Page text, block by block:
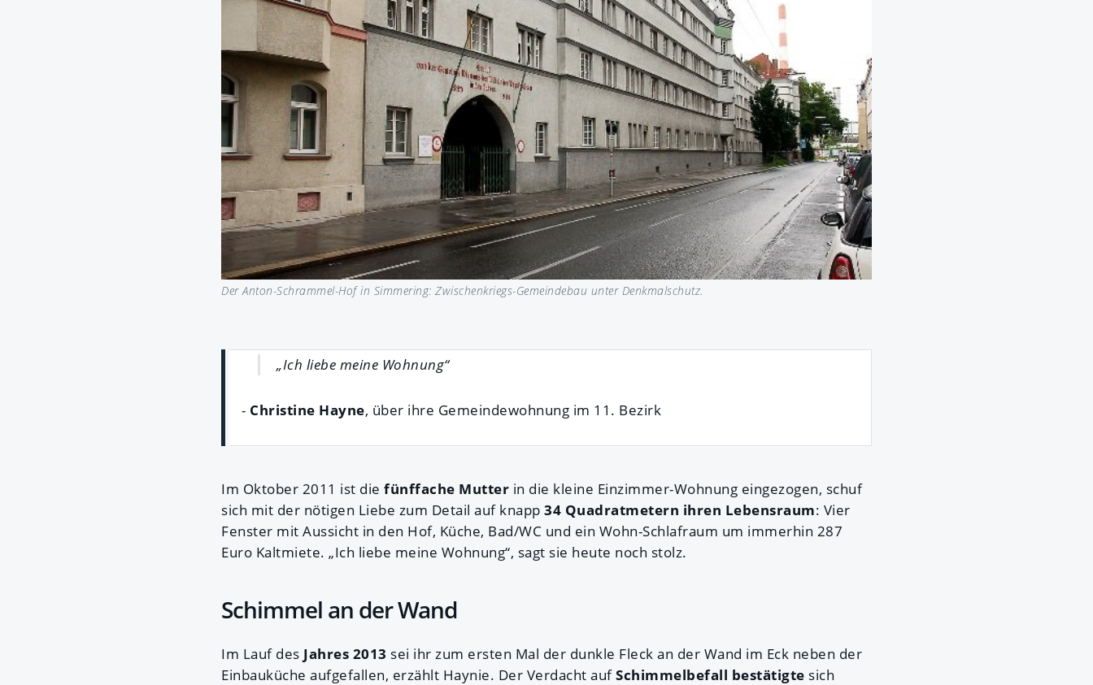
Der Anton-Schrammel-Hof in Simmering: Zwischenkriegs-Gemeindebau unter Denkmalschutz.
„Ich liebe meine Wohnung“
- Christine Hayne, über ihre Gemeindewohnung im 11. Bezirk
Im Oktober 2011 ist die fünffache Mutter in die kleine Einzimmer-Wohnung eingezogen, schuf
sich mit der nötigen Liebe zum Detail auf knapp 34 Quadratmetern ihren Lebensraum: Vier
Fenster mit Aussicht in den Hof, Küche, Bad/WC und ein Wohn-Schlafraum um immerhin 287
Euro Kaltmiete. „Ich liebe meine Wohnung“, sagt sie heute noch stolz.
Schimmel an der Wand
Im Lauf des Jahres 2013 sei ihr zum ersten Mal der dunkle Fleck an der Wand im Eck neben der
Einbauküche aufgefallen, erzählt Haynie. Der Verdacht aufSchimmelbefall bestätigte sich